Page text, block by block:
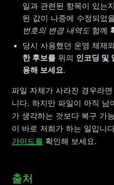
일과 관련된 항목이 있는지
된 값이 나중에 수정되었
번호의 변경 내역도 함께
당시 사용했던 운영 체제
한 후보를 위의 인코딩 및
용해 보세요.
파일 자체가 사라진 경우라
니다. 하지만 파일이 아직 남
가 생각하는 것보다 복구 가
이 바로 저희가 하는 일입니
가이드를 확인해 보세요.
출처